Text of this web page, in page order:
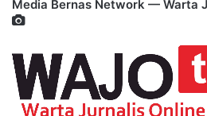
Media Bernas Network — Warta